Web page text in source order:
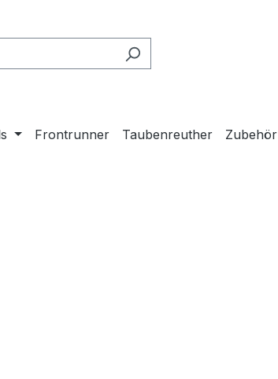
Frontrunner Taubenreuther Zubehör